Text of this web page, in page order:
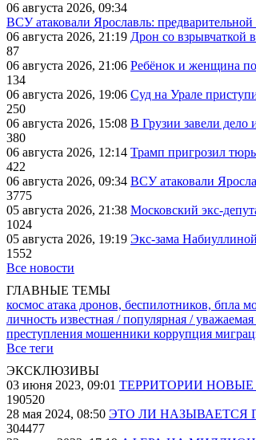
06 августа 2026, 09:34
ВСУ атаковали Ярославль:
06 августа 2026, 21:19 Дрон со взрывчаткой
87
06 августа 2026, 21:06 Ребёнок и женщина
134
06 августа 2026, 19:06 Суд на Урале
250
06 августа 2026, 15:08 В Грузии завели дело
380
06 августа 2026, 12:14 Трамп пригрозил
422
06 августа 2026, 09:34 ВСУ атаковали
3775
05 августа 2026, 21:38 Московский экс-
1024
05 августа 2026, 19:19 Экс-зама
1552
Все новости
ГЛАВНЫЕ ТЕМЫ
космос атака дронов, беспилотников, бпла
личность известная / популярная /
преступления мошенники коррупция
Все теги
ЭКСКЛЮЗИВЫ
03 июня 2023, 09:01 ТЕРРИТОРИИ
190520
28 мая 2024, 08:50 ЭТО ЛИ НАЗЫВАЕТСЯ
304477